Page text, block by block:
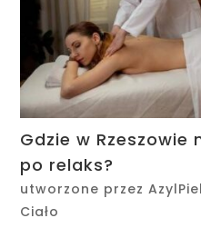
Gdzie w
po relaks?
utworzone przez
Ciało